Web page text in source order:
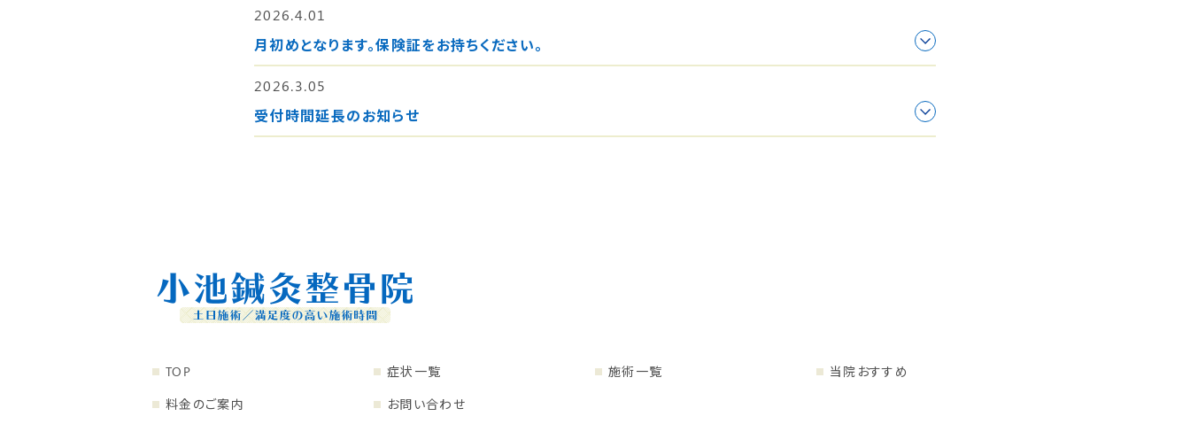
2026.4.01
月初めとなります。保険証をお持ちください。
2026.3.05
受付時間延長のお知らせ
TOP 症状一覧 施術一覧
当院おすすめ
料金のご案内
お問い合わせ